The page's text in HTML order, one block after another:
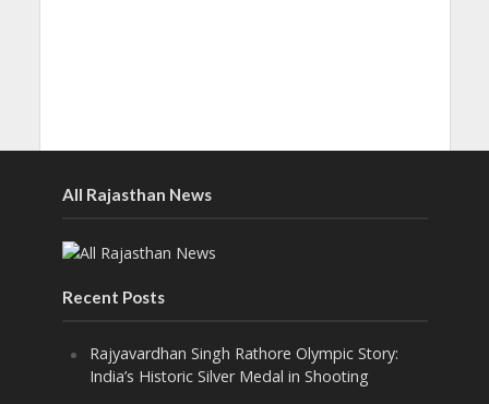
All Rajasthan News
Recent Posts
Rajyavardhan Singh Rathore Olympic Story:
India’s Historic Silver Medal in Shooting